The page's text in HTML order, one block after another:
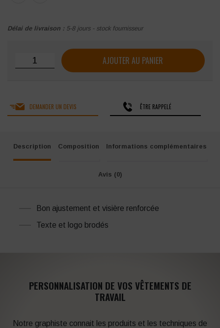
Délai de livraison : 5-8 jours - stock fournisseur
quantité de Casquette Sécurite SÉCU-ONE
AJOUTER AU PANIER
DEMANDER UN DEVIS ÊTRE RAPPELÉ
Description Composition Informations complémentaires
Avis (0)
Bon ajustement et visière renforcée
Texte et logo brodés
PERSONNALISATION DE VOS VÊTEMENTS DE
TRAVAIL
Notre graphiste connait les produits et les techniques de